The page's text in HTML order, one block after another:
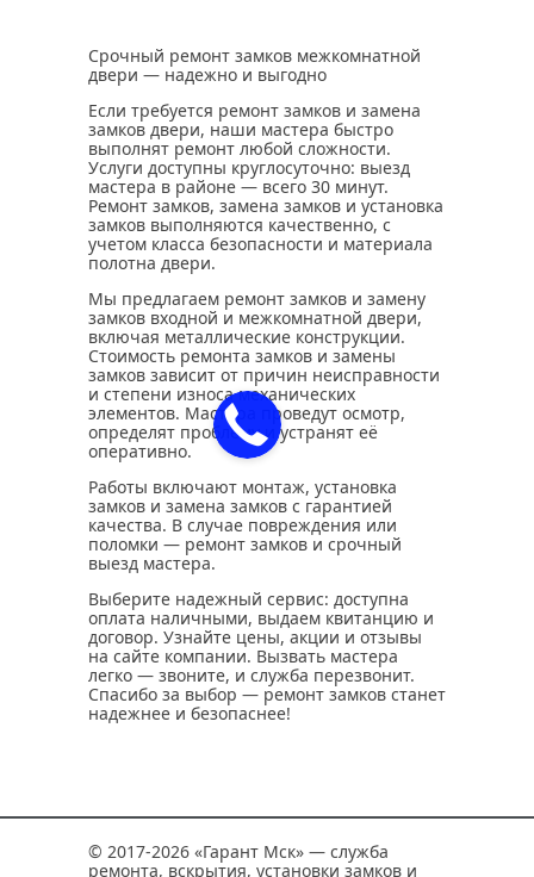
Срочный ремонт замков межкомнатной
двери — надежно и выгодно
Если требуется ремонт замков и замена
замков двери, наши мастера быстро
выполнят ремонт любой сложности.
Услуги доступны круглосуточно: выезд
мастера в районе — всего 30 минут.
Ремонт замков, замена замков и установка
замков выполняются качественно, с
учетом класса безопасности и материала
полотна двери.
Мы предлагаем ремонт замков и замену
замков входной и межкомнатной двери,
включая металлические конструкции.
Стоимость ремонта замков и замены
замков зависит от причин неисправности
и степени износа механических
элементов. Мастера проведут осмотр,
определят проблему и устранят её
оперативно.
Работы включают монтаж, установка
замков и замена замков с гарантией
качества. В случае повреждения или
поломки — ремонт замков и срочный
выезд мастера.
Выберите надежный сервис: доступна
оплата наличными, выдаем квитанцию и
договор. Узнайте цены, акции и отзывы
на сайте компании. Вызвать мастера
легко — звоните, и служба перезвонит.
Спасибо за выбор — ремонт замков станет
надежнее и безопаснее!
© 2017-2026 «Гарант Мск» — служба
ремонта, вскрытия, установки замков и